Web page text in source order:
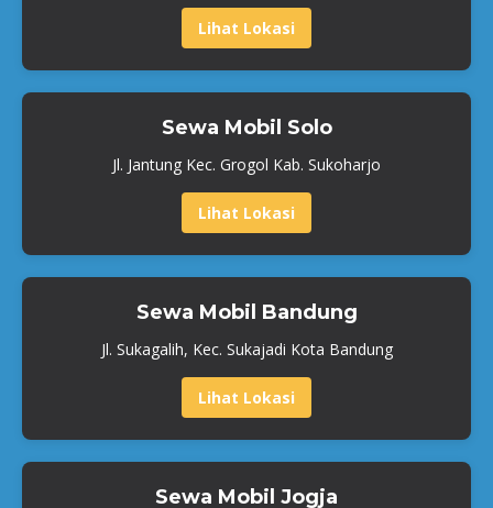
Lihat Lokasi
Sewa Mobil Solo
Jl. Jantung Kec. Grogol Kab. Sukoharjo
Lihat Lokasi
Sewa Mobil Bandung
Jl. Sukagalih, Kec. Sukajadi Kota Bandung
Lihat Lokasi
Sewa Mobil Jogja